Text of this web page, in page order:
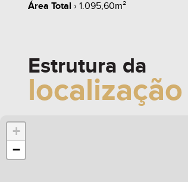
Área Total › 1.095,60m²
Estrutura da
localização
+
−